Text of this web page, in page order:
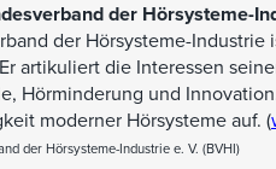
der Hörsysteme-
der Hörsysteme-
artikuliert die Interessen
Hörminderung und
moderner Hörsysteme auf. (
der Hörsysteme-Industrie e. V. (BVHI)